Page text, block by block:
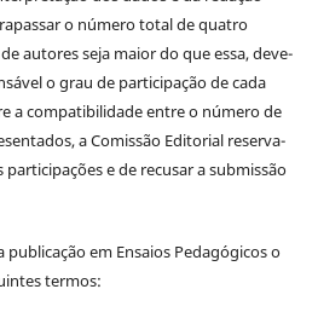
o número total de quatro
autores seja maior do que essa, deve-
o grau de participação de cada
a compatibilidade entre o número de
a Comissão Editorial reserva-
e de recusar a submissão
em Ensaios Pedagógicos o
termos: